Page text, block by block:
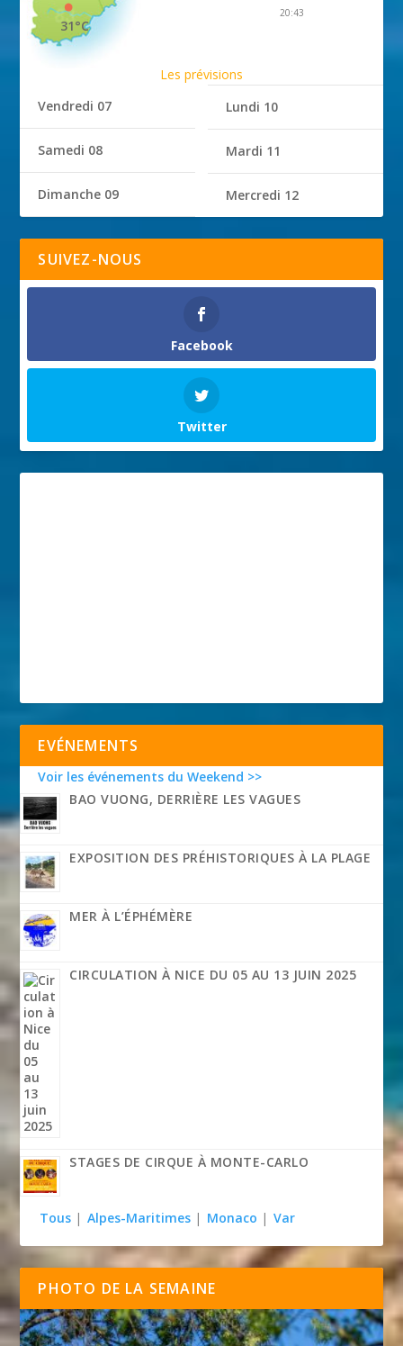
31°C
20:43
Les prévisions
Vendredi 07
Samedi 08
Dimanche 09
Lundi 10
Mardi 11
Mercredi 12
SUIVEZ-NOUS
Facebook
Twitter
EVÉNEMENTS
Voir les événements du Weekend >>
BAO VUONG, DERRIÈRE LES VAGUES
EXPOSITION DES PRÉHISTORIQUES À LA PLAGE
MER À L’ÉPHÉMÈRE
CIRCULATION À NICE DU 05 AU 13 JUIN 2025
STAGES DE CIRQUE À MONTE-CARLO
Tous | Alpes-Maritimes | Monaco | Var
PHOTO DE LA SEMAINE